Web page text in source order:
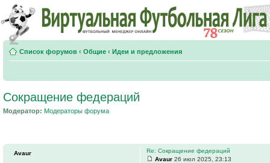
Список форумов ‹ Общие ‹ Идеи и предложения
Сокращение федераций
Модератор: Модераторы форума
Re: Сокращение федераций
Avaur 26 июл 2025, 23:13
Avaur